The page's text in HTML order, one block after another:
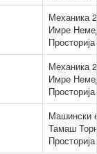
Механика
Имре
Механика
Имре
Машински
Тамаш